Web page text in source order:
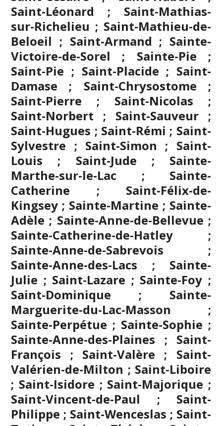
Saint-Léonard ; Saint-Mathias-
sur-Richelieu ; Saint-Mathieu-de-
Beloeil ; Saint-Armand ; Sainte-
Victoire-de-Sorel ; Sainte-Pie ;
Saint-Pie ; Saint-Placide ; Saint-
Damase ; Saint-Chrysostome ;
Saint-Pierre ; Saint-Nicolas ;
Saint-Norbert ; Saint-Sauveur ;
Saint-Hugues ; Saint-Rémi ; Saint-
Sylvestre ; Saint-Simon ; Saint-
Louis ; Saint-Jude ; Sainte-
Marthe-sur-le-Lac ; Sainte-
Catherine ; Saint-Félix-de-
Kingsey ; Sainte-Martine ; Sainte-
Adèle ; Sainte-Anne-de-Bellevue ;
Sainte-Catherine-de-Hatley ;
Sainte-Anne-de-Sabrevois ;
Sainte-Anne-des-Lacs ; Sainte-
Julie ; Saint-Lazare ; Sainte-Foy ;
Saint-Dominique ; Sainte-
Marguerite-du-Lac-Masson ;
Sainte-Perpétue ; Sainte-Sophie ;
Sainte-Anne-des-Plaines ; Saint-
François ; Saint-Valère ; Saint-
Valérien-de-Milton ; Saint-Liboire
; Saint-Isidore ; Saint-Majorique ;
Saint-Vincent-de-Paul ; Saint-
Philippe ; Saint-Wenceslas ; Saint-